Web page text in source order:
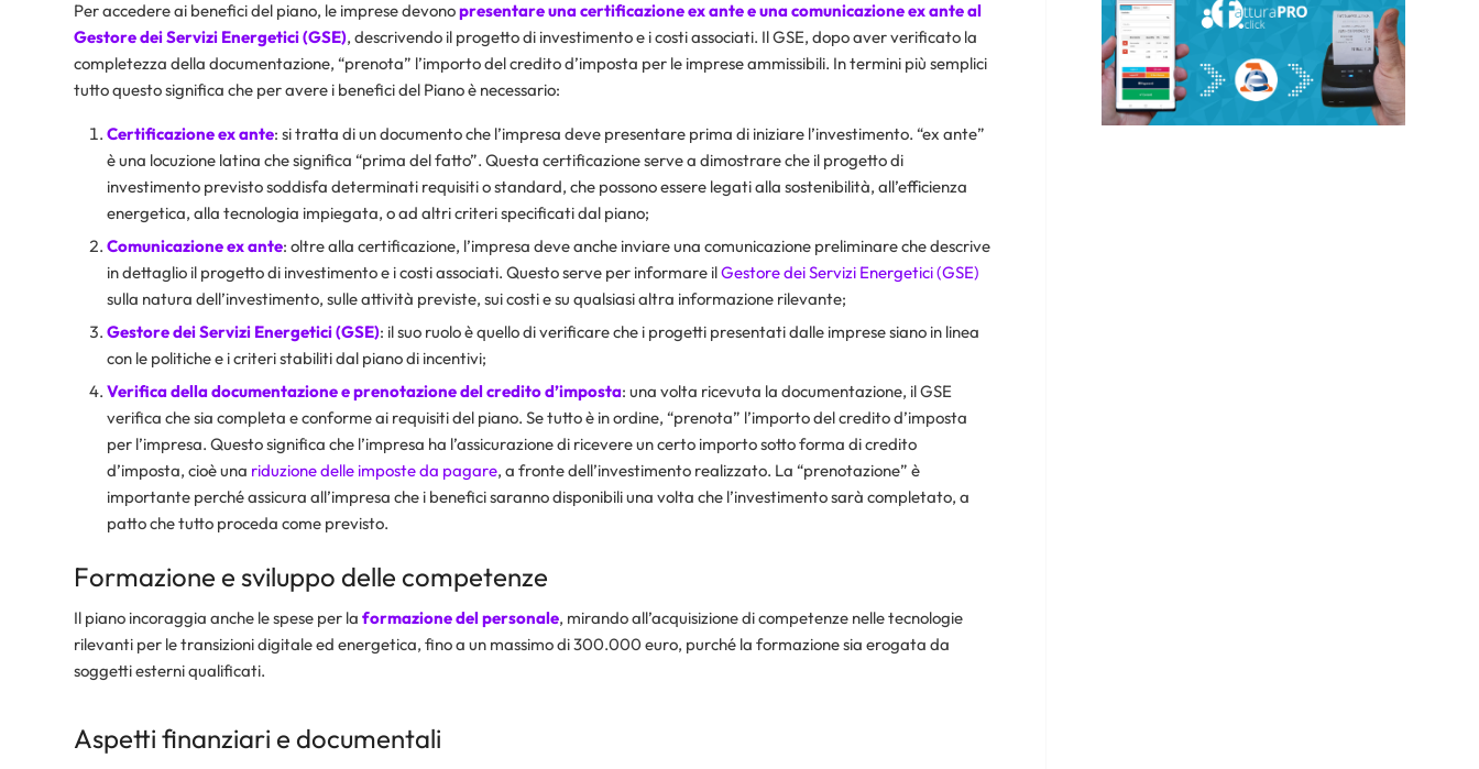
Per accedere ai benefici del piano, le imprese devonopresentare una certificazione ex ante e una comunicazione ex ante al
Gestore dei Servizi Energetici (GSE), descrivendo il progetto di investimento e i costi associati. Il GSE, dopo aver verificato la
completezza della documentazione, “prenota” l’importo del credito d’imposta per le imprese ammissibili. In termini più semplici
tutto questo significa che per avere i benefici del Piano è necessario:
Certificazione ex ante: si tratta di un documento che l’impresa deve presentare prima di iniziare l’investimento. “ex ante”
è una locuzione latina che significa “prima del fatto”. Questa certificazione serve a dimostrare che il progetto di
investimento previsto soddisfa determinati requisiti o standard, che possono essere legati alla sostenibilità, all’efficienza
energetica, alla tecnologia impiegata, o ad altri criteri specificati dal piano;
Comunicazione ex ante: oltre alla certificazione, l’impresa deve anche inviare una comunicazione preliminare che descrive
in dettaglio il progetto di investimento e i costi associati. Questo serve per informare ilGestore dei Servizi Energetici (GSE)
sulla natura dell’investimento, sulle attività previste, sui costi e su qualsiasi altra informazione rilevante;
Gestore dei Servizi Energetici (GSE): il suo ruolo è quello di verificare che i progetti presentati dalle imprese siano in linea
con le politiche e i criteri stabiliti dal piano di incentivi;
Verifica della documentazione e prenotazione del credito d’imposta: una volta ricevuta la documentazione, il GSE
verifica che sia completa e conforme ai requisiti del piano. Se tutto è in ordine, “prenota” l’importo del credito d’imposta
per l’impresa. Questo significa che l’impresa ha l’assicurazione di ricevere un certo importo sotto forma di credito
d’imposta, cioè una riduzione delle imposte da pagare, a fronte dell’investimento realizzato. La “prenotazione” è
importante perché assicura all’impresa che i benefici saranno disponibili una volta che l’investimento sarà completato, a
patto che tutto proceda come previsto.
Formazione e sviluppo delle competenze
Il piano incoraggia anche le spese per la formazione del personale, mirando all’acquisizione di competenze nelle tecnologie
rilevanti per le transizioni digitale ed energetica, fino a un massimo di 300.000 euro, purché la formazione sia erogata da
soggetti esterni qualificati.
Aspetti finanziari e documentali